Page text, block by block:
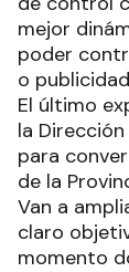
mejor
poder
o
El último
la
para
de la
Van a
claro
momento